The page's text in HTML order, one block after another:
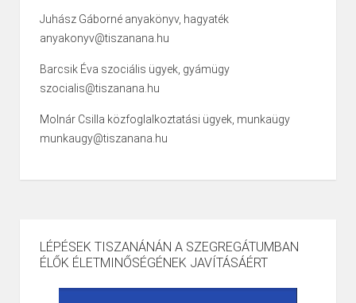
Juhász Gáborné anyakönyv, hagyaték
anyakonyv@tiszanana.hu
Barcsik Éva szociális ügyek, gyámügy
szocialis@tiszanana.hu
Molnár Csilla közfoglalkoztatási ügyek, munkaügy
munkaugy@tiszanana.hu
LÉPÉSEK TISZANÁNÁN A SZEGREGÁTUMBAN
ÉLŐK ÉLETMINŐSÉGÉNEK JAVÍTÁSÁÉRT